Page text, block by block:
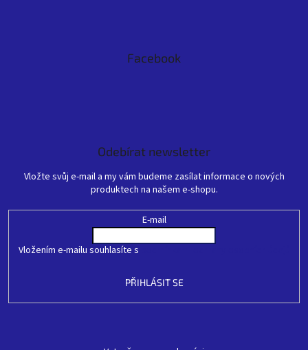
Facebook
Odebírat newsletter
Vložte svůj e-mail a my vám budeme zasílat informace o nových
produktech na našem e-shopu.
E-mail
Vložením e-mailu souhlasíte s
PŘIHLÁSIT SE